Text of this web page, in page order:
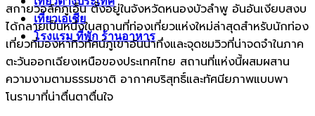
เที่ยวเอเชีย
โรงแรม ที่พัก ร้านอาหาร
สกายวอล์คภูเอ็น ตั้งอยู่ในจังหวัดหนองบัวลำพู อันอันเงียบสงบ
ได้กลายเป็นหนึ่งในสถานที่ท่องเที่ยวแห่งใหม่ล่าสุดสำหรับนักท่อง
เที่ยวที่มองหาทิวทัศน์ภูเขาอันน่าทึ่งและจุดชมวิวที่น่าจดจำในภาค
ตะวันออกเฉียงเหนือของประเทศไทย สถานที่แห่งนี้ผสมผสาน
ความงามตามธรรมชาติ อากาศบริสุทธิ์และทัศนียภาพแบบพา
โนรามาที่น่าตื่นตาตื่นใจ